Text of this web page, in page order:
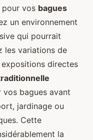
pour vos bagues
un environnement
qui pourrait
les variations de
directes
bagues avant
jardinage ou
Cette
la